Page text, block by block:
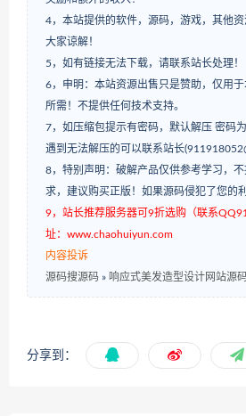
4，本站提供的软件，源码，游戏，其他
大家谅解！
5，如有链接无法下载，请联系站长处理！
6，申明：本站资源出售只是赞助，仅用
所需！不提供任何技术支持。
7，如压缩包提示有密码，默认解压 密码为
遇到无法解压的可以联系站长
8，特别声明：破解产品仅供参考学习，
求，建议购买正版！如果源码侵犯了您的
9，站长推荐服务器可9折选购（联系
址：www.chaohuiyun.com
内容投诉
源码搜源码 » 响应式美发造型设计网站源
分享到：